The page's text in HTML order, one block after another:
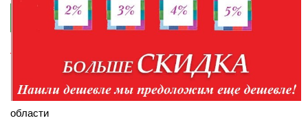
КУПИТЬ В КРЕДИТ
Доставка в пределах Белгорода и Белгородской
области